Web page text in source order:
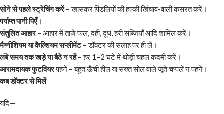
सोने से पहले स्ट्रेचिंग करें– खासकर पिंडलियों की हल्की खिंचाव-वाली कसरत करें।
पर्याप्त पानी पिएँ।
संतुलित आहार– आहार में ताजे फल, दही, दूध, हरी सब्जियाँ आदि शामिल करें।
मैग्नीशियम या कैल्शियम सप्लीमेंट– डॉक्टर की सलाह पर ही लें।
लंबे समय तक खड़े या बैठे न रहें– हर 1–2 घंटे में थोड़ी चहल कदमी करें।
आरामदायक फुटवियरपहनें – बहुत ऊँची हील या सख्त सोल वाले जूते चप्पलें न पहनें।
कब डॉक्टर से मिलें
यदि—